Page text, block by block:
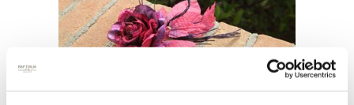
DECO ROSA H.21CM VIOLA/FUXIA